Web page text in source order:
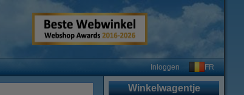
Inloggen FR
Winkelwagentje